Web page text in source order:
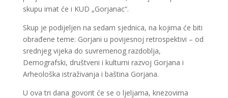
skupu imat će i KUD „Gorjanac“.
Skup je podijeljen na sedam sjednica, na kojima će biti
obrađene teme: Gorjani u povijesnoj retrospektivi – od
srednjeg vijeka do suvremenog razdoblja,
Demografski, društveni i kulturni razvoj Gorjana i
Arheološka istraživanja i baština Gorjana.
U ova tri dana govorit će se o ljeljama, knezovima